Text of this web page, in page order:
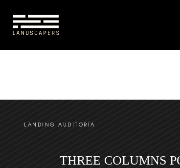
LANDING AUDITORÍA
THREE COLUMNS